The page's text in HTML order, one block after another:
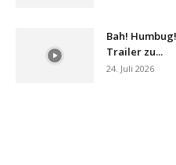
Bah!
Trailer zu...
24. Juli 2026